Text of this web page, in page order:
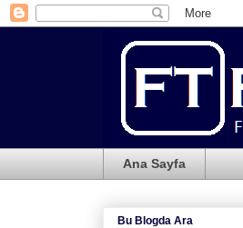
Ana Sayfa
Bu Blogda Ara